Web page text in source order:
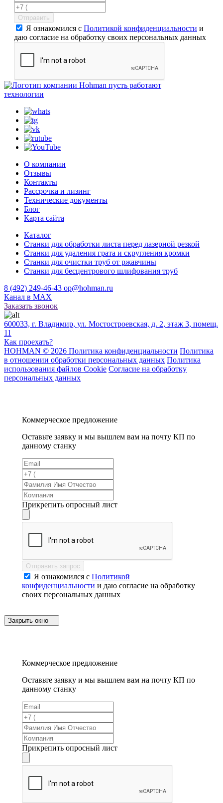
Отправить
Я ознакомился с Политикой конфиденциальности и
даю согласие на обработку своих персональных данных
пусть работают
технологии
О компании
Отзывы
Контакты
Рассрочка и лизинг
Технические документы
Блог
Карта сайта
Каталог
Станки для обработки листа перед лазерной резкой
Станки для удаления грата и скругления кромки
Станки для очистки труб от ржавчины
Станки для бесцентрового шлифования труб
8 (492) 249-46-43 op@hohman.ru
Канал в MAX
Заказать звонок
600033, г. Владимир, ул. Мостостроевская, д. 2, этаж 3, помещ.
11
Как проехать?
HOHMAN © 2026 Политика конфиденциальности Политика
в отношении обработки персональных данных Политика
использования файлов Cookie Согласие на обработку
персональных данных
Коммерческое предложение
Оставьте заявку и мы вышлем вам на почту КП по
данному станку
Прикрепить опросный лист
Отправить запрос
Я ознакомился сПолитикой
конфиденциальности и даю согласие на обработку
своих персональных данных
Закрыть окно
Коммерческое предложение
Оставьте заявку и мы вышлем вам на почту КП по
данному станку
Прикрепить опросный лист